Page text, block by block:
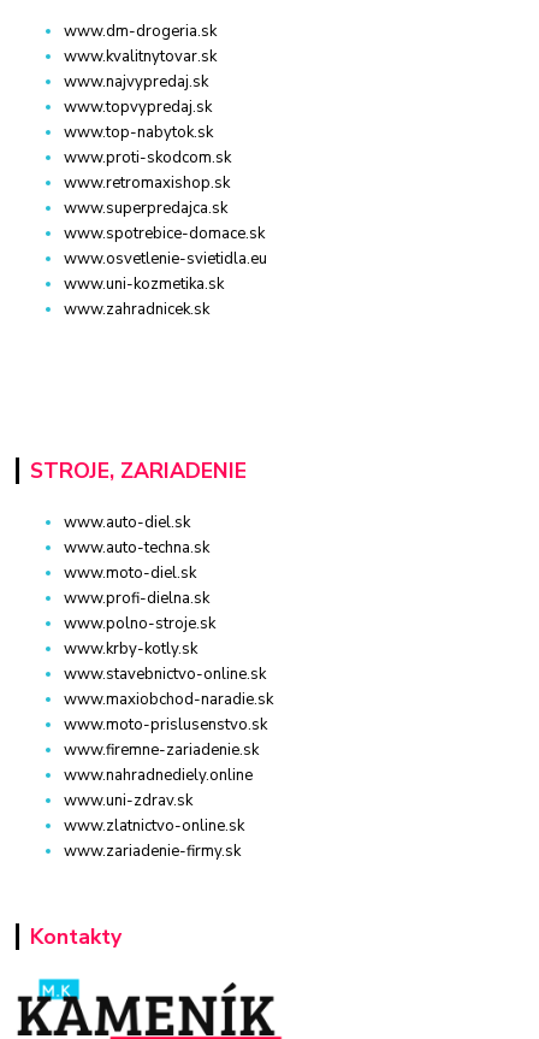
www.dm-drogeria.sk
www.kvalitnytovar.sk
www.najvypredaj.sk
www.topvypredaj.sk
www.top-nabytok.sk
www.proti-skodcom.sk
www.retromaxishop.sk
www.superpredajca.sk
www.spotrebice-domace.sk
www.osvetlenie-svietidla.eu
www.uni-kozmetika.sk
www.zahradnicek.sk
STROJE, ZARIADENIE
www.auto-diel.sk
www.auto-techna.sk
www.moto-diel.sk
www.profi-dielna.sk
www.polno-stroje.sk
www.krby-kotly.sk
www.stavebnictvo-online.sk
www.maxiobchod-naradie.sk
www.moto-prislusenstvo.sk
www.firemne-zariadenie.sk
www.nahradnediely.online
www.uni-zdrav.sk
www.zlatnictvo-online.sk
www.zariadenie-firmy.sk
Kontakty